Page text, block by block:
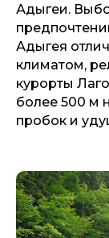
Адыгеи.
Адыгея
климатом,
курорты
более 500 м
пробок и